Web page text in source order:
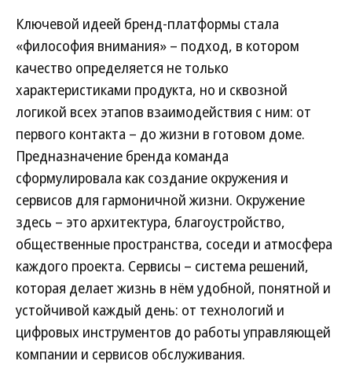
Ключевой идеей бренд-платформы стала
«философия внимания» – подход, в котором
качество определяется не только
характеристиками продукта, но и сквозной
логикой всех этапов взаимодействия с ним: от
первого контакта – до жизни в готовом доме.
Предназначение бренда команда
сформулировала как создание окружения и
сервисов для гармоничной жизни. Окружение
здесь – это архитектура, благоустройство,
общественные пространства, соседи и атмосфера
каждого проекта. Сервисы – система решений,
которая делает жизнь в нём удобной, понятной и
устойчивой каждый день: от технологий и
цифровых инструментов до работы управляющей
компании и сервисов обслуживания.